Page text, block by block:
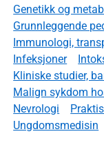
Genetikk og
Grunnleggende
Immunologi,
Infeksjoner
Kliniske studier,
Malign sykdom
Nevrologi
Ungdomsmedisin